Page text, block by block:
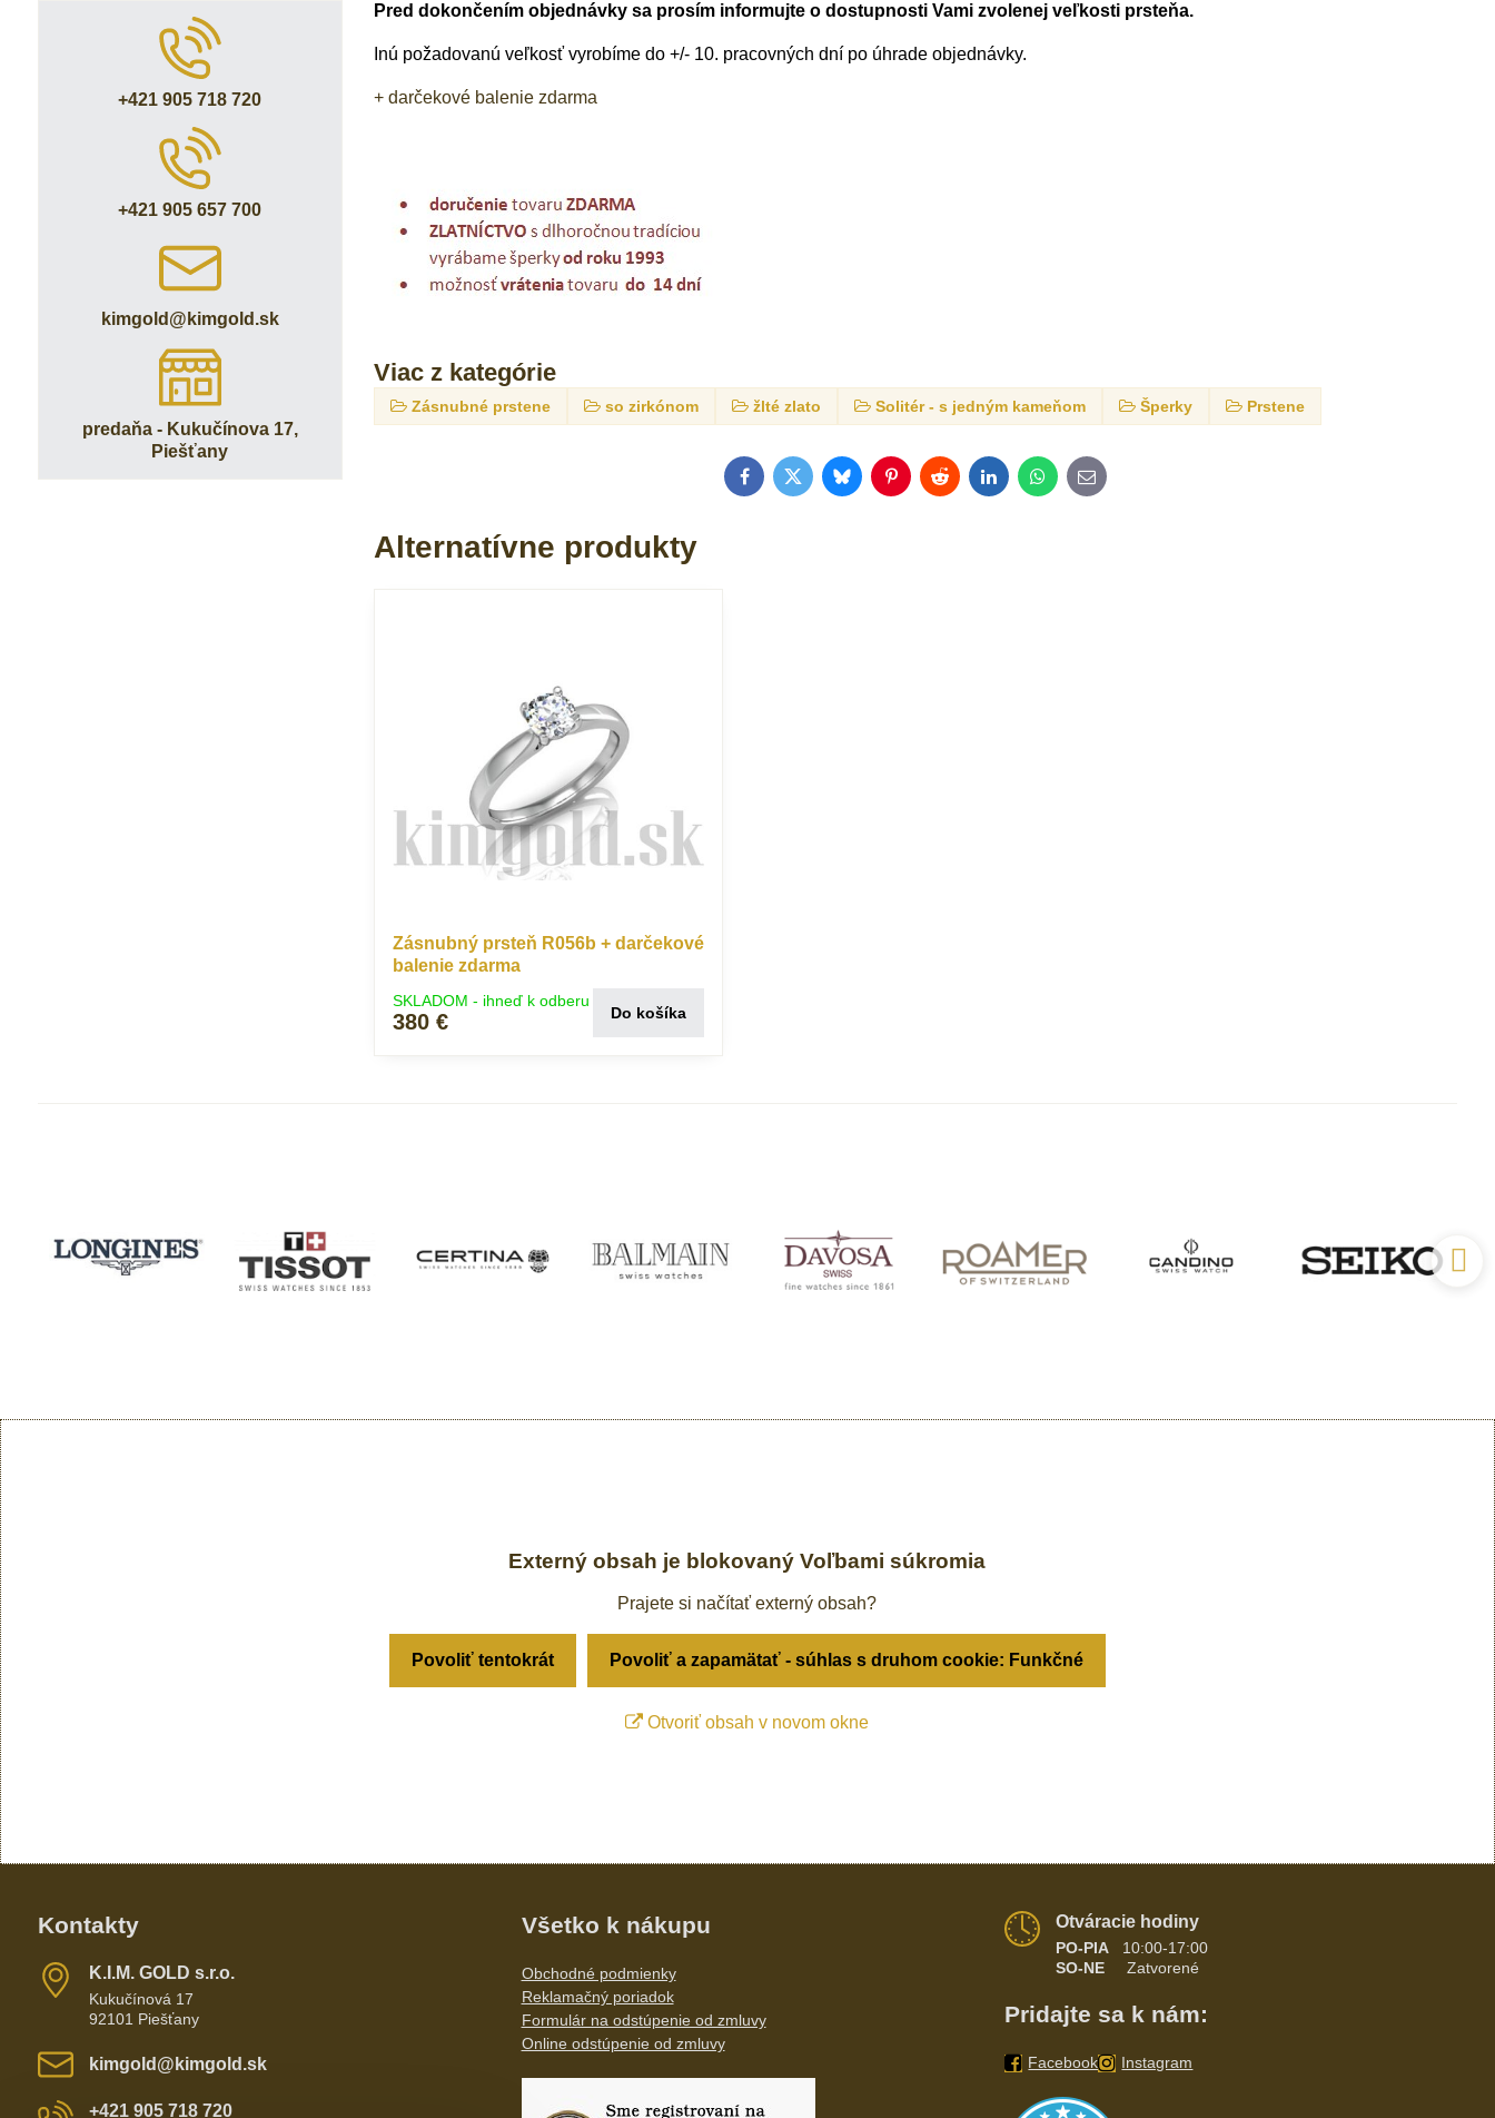
Pred dokončením objednávky sa prosím informujte o dostupnosti Vami zvolenej veľkosti prsteňa.
Inú požadovanú veľkosť vyrobíme do +/- 10. pracovných dní po úhrade objednávky.
+ darčekové balenie zdarma
Viac z kategórie
Zásnubné prstene so zirkónom žlté zlato Solitér - s jedným kameňom Šperky Prstene
FacebookTwitterBlueskyPinterestRedditLinkedInWhatsApp
E-
mail
Alternatívne produkty
Zásnubný prsteň R056b + darčekové
balenie zdarma
SKLADOM - ihneď k odberu
380 € Do košíka
+421 905 718 720
+421 905 657 700
kimgold​@kimgold​.sk
predaňa - Kukučínova 17,
Piešťany
Externý obsah je blokovaný Voľbami súkromia
Prajete si načítať externý obsah?
Povoliť tentokrát Povoliť a zapamätať - súhlas s druhom cookie: Funkčné
Otvoriť obsah v novom okne
Kontakty
K​​.I​​.M​​. GOLD s​​.r​​.o​​.
Kukučínová 17
92101 Piešťany
kimgold​@kimgold​.sk
+421 905 718 720
Všetko k nákupu
Obchodné podmienky
Reklamačný poriadok
Formulár na odstúpenie od zmluvy
Online odstúpenie od zmluvy
Otváracie hodiny
PO-PIA
10:00-17:00
SO-NE Zatvorené
Pridajte sa k nám:
Facebook Instagram